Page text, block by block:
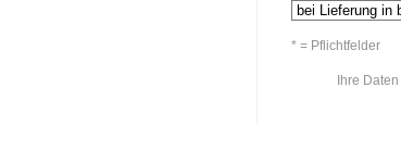
* = Pflichtfelder
Ihre